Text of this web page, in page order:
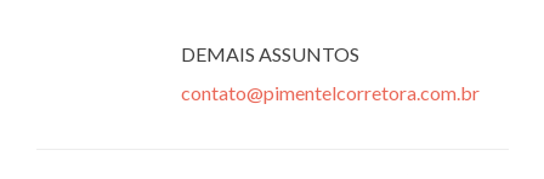
DEMAIS ASSUNTOS
contato@pimentelcorretora.com.br